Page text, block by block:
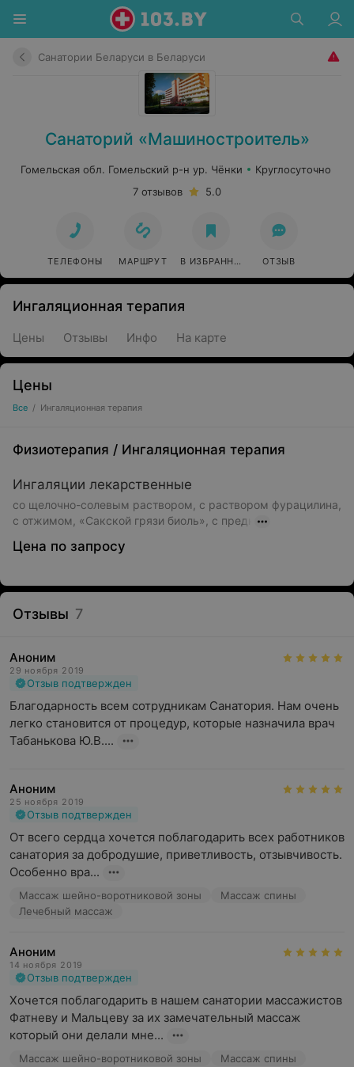
Санатории Беларуси в Беларуси
Санаторий «Машиностроитель»
Гомельская обл. Гомельский р-н ур. Чёнки
Круглосуточно
7 отзывов
5.0
ТЕЛЕФОНЫ МАРШРУТ В ИЗБРАННОЕ ОТЗЫВ
Ингаляционная терапия
Цены Отзывы Инфо На карте
Цены
Все / Ингаляционная терапия
Физиотерапия / Ингаляционная терапия
Ингаляции лекарственные
со щелочно-солевым раствором, с раствором фурацилина,
с отжимом, «Сакской грязи биоль», с предн
Цена по запросу
Отзывы 7
Аноним
29 ноября 2019
Отзыв подтвержден
Благодарность всем сотрудникам Санатория. Нам очень
легко становится от процедур, которые назначила врач
Табанькова Ю.В....
Аноним
25 ноября 2019
Отзыв подтвержден
От всего сердца хочется поблагодарить всех работников
санатория за добродушие, приветливость, отзывчивость.
Особенно вра...
Массаж шейно-воротниковой зоны
Массаж спины
Лечебный массаж
Аноним
14 ноября 2019
Отзыв подтвержден
Хочется поблагодарить в нашем санатории массажистов
Фатневу и Мальцеву за их замечательный массаж
который они делали мне...
Массаж шейно-воротниковой зоны
Массаж спины